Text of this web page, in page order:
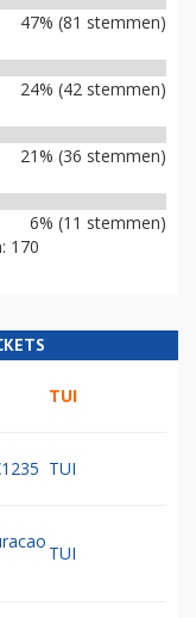
47% (81 stemmen)
24% (42 stemmen)
21% (36 stemmen)
6% (11 stemmen)
170
TUI
TUI
TUI